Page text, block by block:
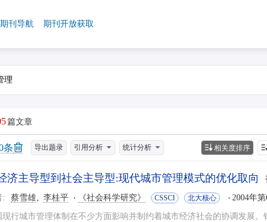
期刊导航 期刊开放获取
篇文章
条 导出题录 引用分析 统计分析 相关度排序
济主导型到社会主导型:现代城市管理模式的优化取向
蔡雪雄 李桂平 《社会科学研究》 CSSCI 北大核心 2004年
现行城市管理体制在不少方面影响并制约着城市经济社会的协调发展